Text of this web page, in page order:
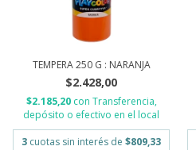
TEMPERA 250 G : NARANJA
$2.428,00
$2.185,20 con Transferencia,
depósito o efectivo en el local
3 cuotas sin interés de $809,33